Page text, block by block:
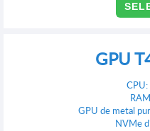
GPU
CPU:
GPU de metal
NVMe